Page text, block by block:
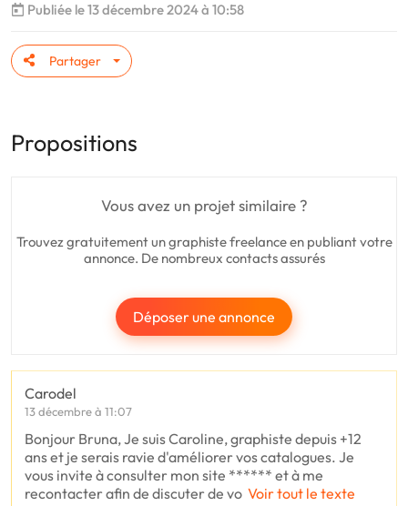
Publiée le 13 décembre 2024 à 10:58
Partager
Propositions
Vous avez un projet similaire ?
Trouvez gratuitement un graphiste freelance en publiant votre
annonce. De nombreux contacts assurés
Déposer une annonce
Carodel
13 décembre à 11:07
Bonjour Bruna, Je suis Caroline, graphiste depuis +12
ans et je serais ravie d'améliorer vos catalogues. Je
vous invite à consulter mon site ****** et à me
recontacter afin de discuter de vo Voir tout le texte